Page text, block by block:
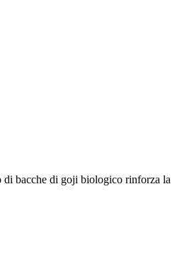
di bacche di goji biologico rinforza la